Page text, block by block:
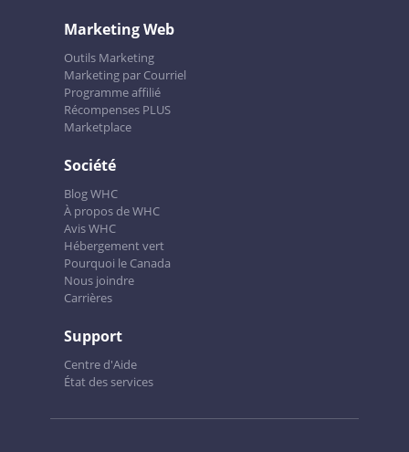
Marketing Web
Outils Marketing
Marketing par Courriel
Programme affilié
Récompenses PLUS
Marketplace
Société
Blog WHC
À propos de WHC
Avis WHC
Hébergement vert
Pourquoi le Canada
Nous joindre
Carrières
Support
Centre d'Aide
État des services